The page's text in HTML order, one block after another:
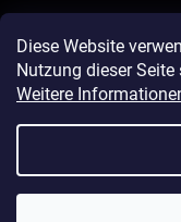
Diese Website
Nutzung dieser
Weitere
Instagram
Copyright 2026